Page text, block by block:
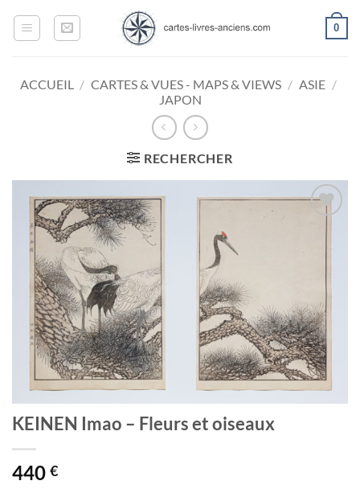
0
ACCUEIL / CARTES & VUES - MAPS & VIEWS / ASIE /
JAPON
RECHERCHER
Ajouter
KEINEN Imao – Fleurs et oiseaux
440 €